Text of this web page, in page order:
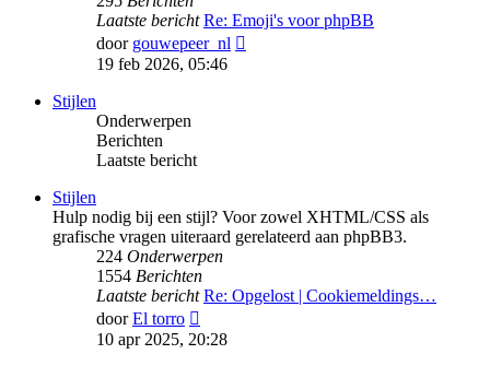
Laatste bericht Re: Emoji's voor phpBB
door gouwepeer_nl
19 feb 2026, 05:46
Stijlen
Onderwerpen
Berichten
Laatste bericht
Stijlen
Hulp nodig bij een stijl? Voor zowel XHTML/CSS als
grafische vragen uiteraard gerelateerd aan phpBB3.
224 Onderwerpen
1554 Berichten
Laatste bericht Re: Opgelost | Cookiemeldings…
doorEl torro
laatste
10 apr 2025, 20:28